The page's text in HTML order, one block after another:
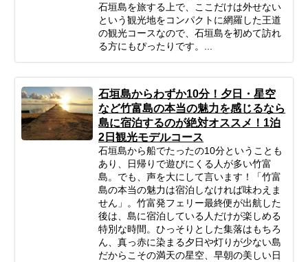
石垣島を旅する上で、ここだけは外せない
という観光地をコンパクトに網羅した王道
の観光コースなので、石垣島を初めて訪れ
る方にもぴったりです。...
石垣島からわずか10分！夕日・星空
など竹富島の本当の魅力を感じるなら
島に宿泊するのが絶対オススメ！1泊
2日観光モデルコース
石垣島から船でたったの10分ということも
あり、日帰りで遊びにくる人が多い竹富
島。でも、声を大にして言います！「竹富
島の本当の魅力は宿泊しなければ味わえま
せん」。竹富発フェリー最終便が出航した
後は、島に宿泊している人だけが楽しめる
特別な時間。ひっそりとした集落はもちろ
ん、真っ赤に染まる夕日や灯りが少ない島
だからこその満天の星空、早朝の美しい日